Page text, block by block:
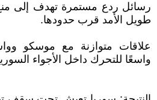
رسائل ردع مستمرة تهدف إلى
طويل الأمد قرب حدودها.
علاقات متوازنة مع موسكو
واسعًا للتحرك داخل الأجواء